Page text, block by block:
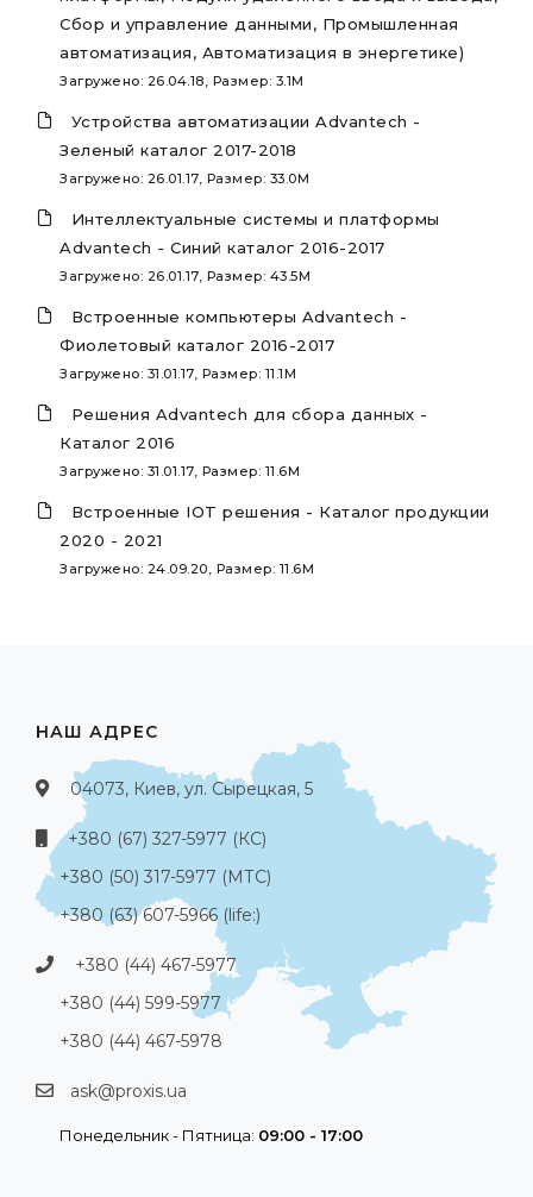
Сбор и управление данными, Промышленная
автоматизация, Автоматизация в энергетике)
Загружено: 26.04.18, Размер: 3.1M
Устройства автоматизации Advantech -
Зеленый каталог 2017-2018
Загружено: 26.01.17, Размер: 33.0M
Интеллектуальные системы и платформы
Advantech - Синий каталог 2016-2017
Загружено: 26.01.17, Размер: 43.5M
Встроенные компьютеры Advantech -
Фиолетовый каталог 2016-2017
Загружено: 31.01.17, Размер: 11.1M
Решения Advantech для сбора данных -
Каталог 2016
Загружено: 31.01.17, Размер: 11.6M
Встроенные IOT решения - Каталог продукции
2020 - 2021
Загружено: 24.09.20, Размер: 11.6M
НАШ АДРЕС
04073, Киев, ул. Сырецкая, 5
+380 (67) 327-5977 (КС)
+380 (50) 317-5977 (МТС)
+380 (63) 607-5966 (life:)
+380 (44) 467-5977
+380 (44) 599-5977
+380 (44) 467-5978
ask@proxis.ua
Понедельник - Пятница: 09:00 - 17:00